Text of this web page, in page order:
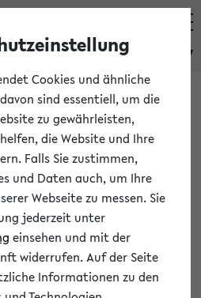
eKVV
im Verlauf Ihrer eKVV
Cookies und ähnliche
sind essentiell, um die
zu gewährleisten,
die Website und Ihre
Falls Sie zustimmen,
und Daten auch, um Ihre
Webseite zu messen. Sie
jederzeit unter
einsehen und mit der
widerrufen. Auf der Seite
Informationen zu den